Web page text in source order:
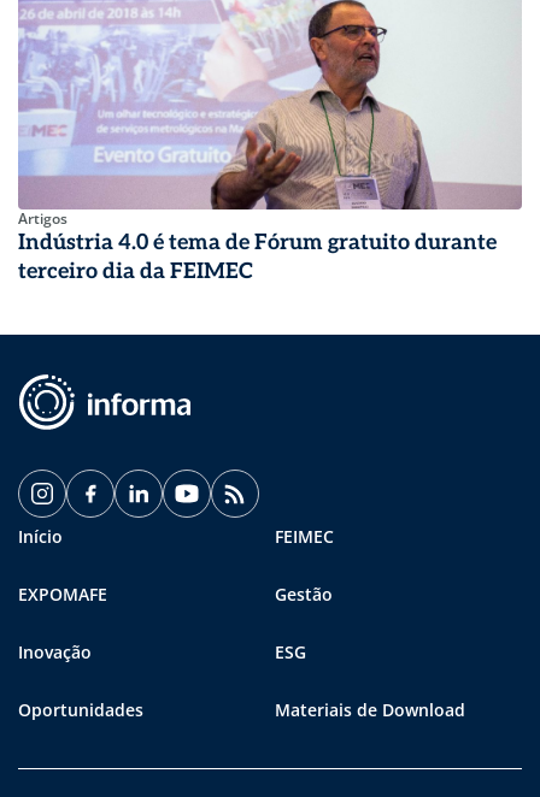
Artigos
Indústria 4.0 é tema de Fórum gratuito durante
terceiro dia da FEIMEC
Início FEIMEC
EXPOMAFE Gestão
Inovação ESG
Oportunidades Materiais de Download